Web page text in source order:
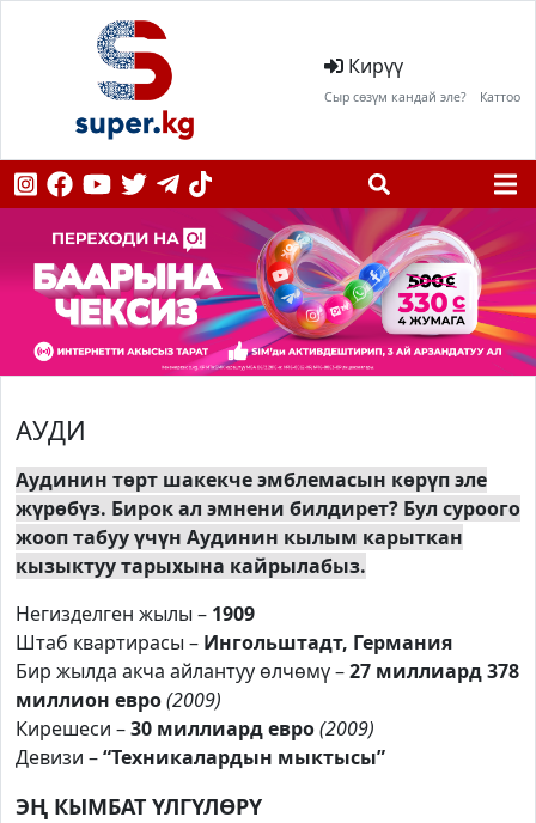
Кирүү
Сыр сөзүм кандай эле? Каттоо
АУДИ
Аудинин төрт шакекче эмблемасын көрүп эле
жүрөбүз. Бирок ал эмнени билдирет? Бул суроого
жооп табуу үчүн Аудинин кылым карыткан
кызыктуу тарыхына кайрылабыз.
Негизделген жылы – 1909
Штаб квартирасы – Ингольштадт, Германия
Бир жылда акча айлантуу өлчөмү –27 миллиард 378
миллион евро(2009)
Кирешеси –30 миллиард евро(2009)
Девизи –“Техникалардын мыктысы”
ЭҢ КЫМБАТ ҮЛГҮЛӨРҮ